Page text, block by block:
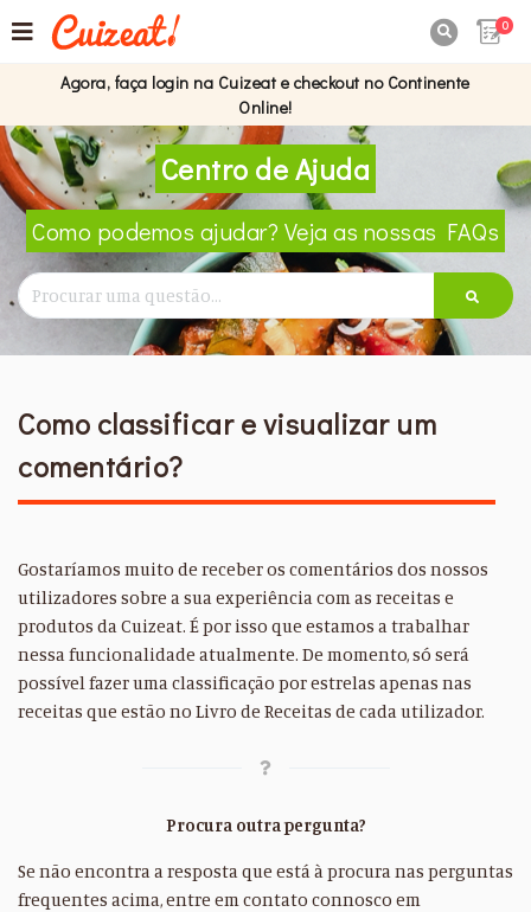
0
Agora, faça login na Cuizeat e checkout no Continente
Online!
Centro de Ajuda
Como podemos ajudar? Veja as nossas FAQs
Como classificar e visualizar um
comentário?
Gostaríamos muito de receber os comentários dos nossos
utilizadores sobre a sua experiência com as receitas e
produtos da Cuizeat. É por isso que estamos a trabalhar
nessa funcionalidade atualmente. De momento, só será
possível fazer uma classificação por estrelas apenas nas
receitas que estão no Livro de Receitas de cada utilizador.
Procura outra pergunta?
Se não encontra a resposta que está à procura nas perguntas
frequentes acima, entre em contato connosco em